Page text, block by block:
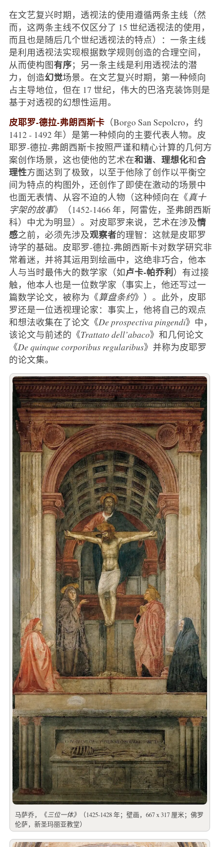
在文艺复兴时期，透视法的使用遵循两条主线（然
而，这两条主线不仅区分了 15 世纪透视法的使用，
而且也是随后几个世纪透视法的特点）：一条主线
是利用透视法实现根据数学规则创造的合理空间，
从而使构图有序；另一条主线是利用透视法的潜
力，创造幻觉场景。在文艺复兴时期，第一种倾向
占主导地位，但在 17 世纪，伟大的巴洛克装饰则是
基于对透视的幻想性运用。
皮耶罗-德拉-弗朗西斯卡（Borgo San Sepolcro，约
1412 - 1492 年）是第一种倾向的主要代表人物。皮
耶罗-德拉-弗朗西斯卡按照严谨和精心计算的几何方
案创作场景，这也使他的艺术在和谐、 理想化和合
理性方面达到了极致，以至于他除了创作以平衡空
间为特点的构图外，还创作了即使在激动的场景中
也面无表情、从容不迫的人物（这种倾向在《真十
字架的故事》（1452-1466 年，阿雷佐，圣弗朗西斯
科）中尤为明显）。对皮耶罗来说，艺术在涉及情
感之前，必须先涉及观察者的理智：这就是皮耶罗
诗学的基础。皮耶罗-德拉-弗朗西斯卡对数学研究非
常着迷，并将其运用到绘画中，这绝非巧合，他本
人与当时最伟大的数学家（如卢卡-帕乔利）有过接
触，他本人也是一位数学家（事实上，他还写过一
篇数学论文，被称为《算盘条约》）。此外，皮耶
罗还是一位透视理论家：事实上，他将自己的观点
和想法收集在了论文《De prospectiva pingendi》中，
该论文与前述的《Trattato dell’abaco》和几何论文
《De quinque corporibus regularibus》并称为皮耶罗
的论文集。
马萨乔，《 三位一体》
（1425-1428 年；壁画，667 x 317 厘米；佛罗
伦萨，新圣玛丽亚教堂）